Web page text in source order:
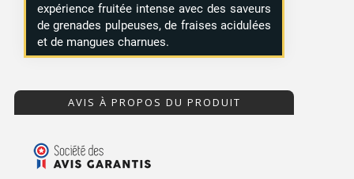
expérience fruitée intense avec des saveurs
de grenades pulpeuses, de fraises acidulées
et de mangues charnues.
AVIS À PROPOS DU PRODUIT